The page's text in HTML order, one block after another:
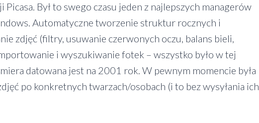
Picasa. Był to swego czasu jeden z najlepszych managerów
Automatyczne tworzenie struktur rocznych i
zdjęć (filtry, usuwanie czerwonych oczu, balans bieli,
i wyszukiwanie fotek – wszystko było w tej
datowana jest na 2001 rok. W pewnym momencie była
po konkretnych twarzach/osobach (i to bez wysyłania ich